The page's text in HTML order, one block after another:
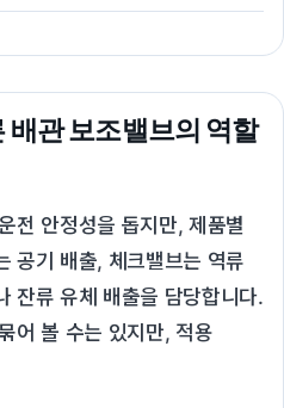
배관 보조밸브의 역할
전 안정성을 돕지만, 제품별
공기 배출, 체크밸브는 역류
잔류 유체 배출을 담당합니다.
어 볼 수는 있지만, 적용